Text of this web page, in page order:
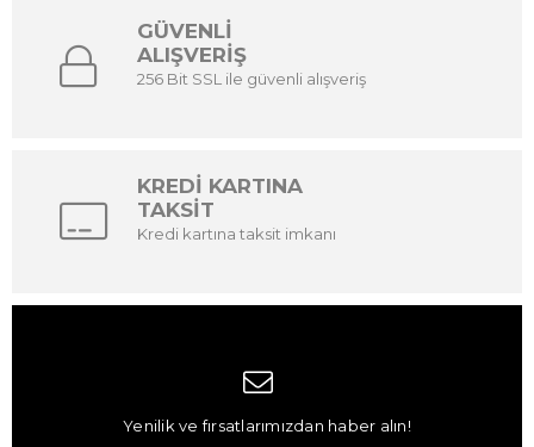
GÜVENLİ
ALIŞVERİŞ
256 Bit SSL ile güvenli alışveriş
KREDİ KARTINA
TAKSİT
Kredi kartına taksit imkanı
Yenilik ve fırsatlarımızdan haber alın!